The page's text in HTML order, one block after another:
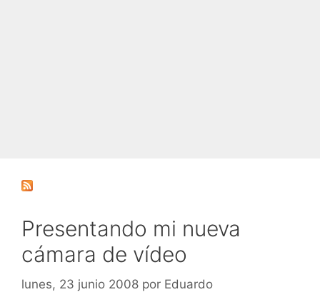
Presentando mi nueva
cámara de vídeo
lunes, 23 junio 2008 por Eduardo